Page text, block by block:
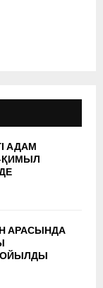
АДАМ
ҚИМЫЛ
АРАСЫНДА